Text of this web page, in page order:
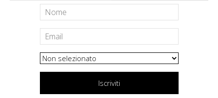
Iscriviti